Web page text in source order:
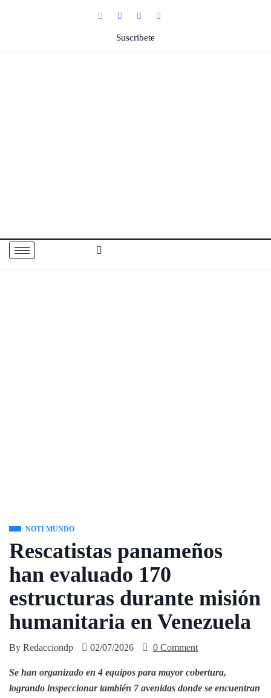
Suscribete
NOTI MUNDO
Rescatistas panameños
han evaluado 170
estructuras durante misión
humanitaria en Venezuela
By Redacciondp 02/07/2026 0 Comment
Se han organizado en 4 equipos para mayor cobertura,
logrando inspeccionar también 7 avenidas donde se encuentran